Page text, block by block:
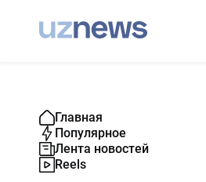
Главная
Популярное
Лента новостей
Reels